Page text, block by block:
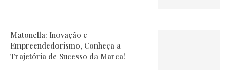
Matonella: Inovação e
Empreendedorismo, Conheça a
Trajetória de Sucesso da Marca!